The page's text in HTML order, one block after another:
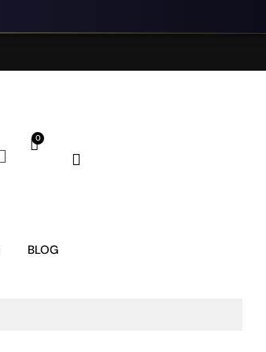
BLOG